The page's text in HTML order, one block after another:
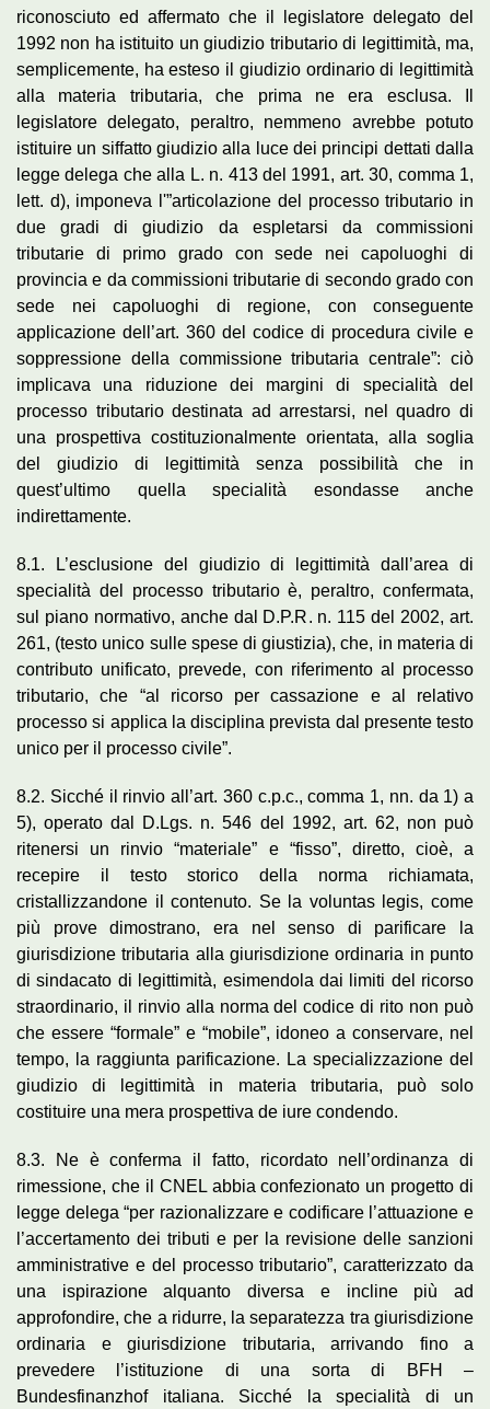
riconosciuto ed affermato che il legislatore delegato del
1992 non ha istituito un giudizio tributario di legittimità, ma,
semplicemente, ha esteso il giudizio ordinario di legittimità
alla materia tributaria, che prima ne era esclusa. Il
legislatore delegato, peraltro, nemmeno avrebbe potuto
istituire un siffatto giudizio alla luce dei principi dettati dalla
legge delega che alla L. n. 413 del 1991, art. 30, comma 1,
lett. d), imponeva l'”articolazione del processo tributario in
due gradi di giudizio da espletarsi da commissioni
tributarie di primo grado con sede nei capoluoghi di
provincia e da commissioni tributarie di secondo grado con
sede nei capoluoghi di regione, con conseguente
applicazione dell’art. 360 del codice di procedura civile e
soppressione della commissione tributaria centrale”: ciò
implicava una riduzione dei margini di specialità del
processo tributario destinata ad arrestarsi, nel quadro di
una prospettiva costituzionalmente orientata, alla soglia
del giudizio di legittimità senza possibilità che in
quest’ultimo quella specialità esondasse anche
indirettamente.
8.1. L’esclusione del giudizio di legittimità dall’area di
specialità del processo tributario è, peraltro, confermata,
sul piano normativo, anche dal D.P.R. n. 115 del 2002, art.
261, (testo unico sulle spese di giustizia), che, in materia di
contributo unificato, prevede, con riferimento al processo
tributario, che “al ricorso per cassazione e al relativo
processo si applica la disciplina prevista dal presente testo
unico per il processo civile”.
8.2. Sicché il rinvio all’art. 360 c.p.c., comma 1, nn. da 1) a
5), operato dal D.Lgs. n. 546 del 1992, art. 62, non può
ritenersi un rinvio “materiale” e “fisso”, diretto, cioè, a
recepire il testo storico della norma richiamata,
cristallizzandone il contenuto. Se la voluntas legis, come
più prove dimostrano, era nel senso di parificare la
giurisdizione tributaria alla giurisdizione ordinaria in punto
di sindacato di legittimità, esimendola dai limiti del ricorso
straordinario, il rinvio alla norma del codice di rito non può
che essere “formale” e “mobile”, idoneo a conservare, nel
tempo, la raggiunta parificazione. La specializzazione del
giudizio di legittimità in materia tributaria, può solo
costituire una mera prospettiva de iure condendo.
8.3. Ne è conferma il fatto, ricordato nell’ordinanza di
rimessione, che il CNEL abbia confezionato un progetto di
legge delega “per razionalizzare e codificare l’attuazione e
l’accertamento dei tributi e per la revisione delle sanzioni
amministrative e del processo tributario”, caratterizzato da
una ispirazione alquanto diversa e incline più ad
approfondire, che a ridurre, la separatezza tra giurisdizione
ordinaria e giurisdizione tributaria, arrivando fino a
prevedere l’istituzione di una sorta di BFH –
Bundesfinanzhof italiana. Sicché la specialità di un